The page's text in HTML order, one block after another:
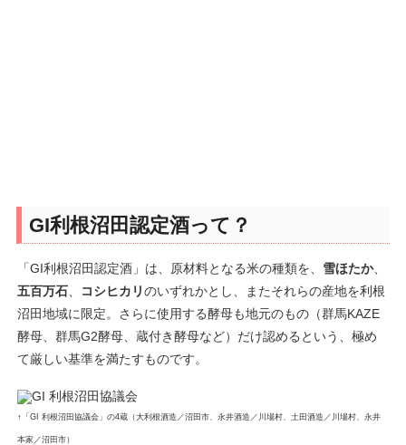
GI利根沼田認定酒って？
「GI利根沼田認定酒」は、原材料となる米の種類を、 雪ほたか、
五百万石、 コシヒカリのいずれかとし、またそれらの産地を利根
沼田地域に限定。さらに使用する酵母も地元のもの（群馬KAZE
酵母、群馬G2酵母、蔵付き酵母など）だけ認めるという、極め
て厳しい基準を満たすものです。
↑「GI 利根沼田協議会」の4蔵（大利根酒造／沼田市、永井酒造／川場村、土田酒造／川場村、永井
本家／沼田市）